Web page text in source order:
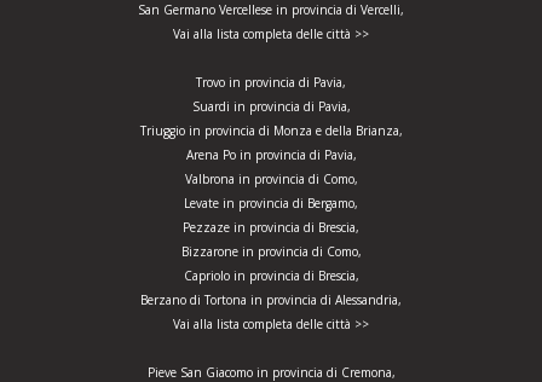
San Germano Vercellese in provincia di Vercelli,
Vai alla lista completa delle città >>
Trovo in provincia di Pavia,
Suardi in provincia di Pavia,
Triuggio in provincia di Monza e della Brianza,
Arena Po in provincia di Pavia,
Valbrona in provincia di Como,
Levate in provincia di Bergamo,
Pezzaze in provincia di Brescia,
Bizzarone in provincia di Como,
Capriolo in provincia di Brescia,
Berzano di Tortona in provincia di Alessandria,
Vai alla lista completa delle città >>
Pieve San Giacomo in provincia di Cremona,